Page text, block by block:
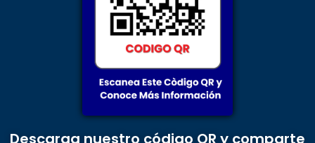
Descarga nuestro código QR y comparte